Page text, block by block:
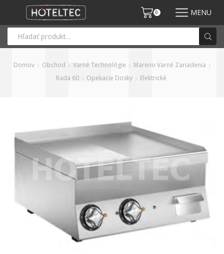
0 MENU
Domov Obchod Varné Technológie
Mareno Varné Zariadenia
Rada 60
Opekacie Dosky Elektrické